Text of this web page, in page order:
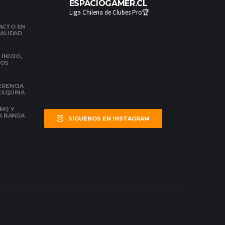
EN
INICIO,
Y
BANDA
ESPACIOGAMER.CL
Liga Chilena de Clubes Pro🏆
SÍGUENOS EN INSTAGRAM